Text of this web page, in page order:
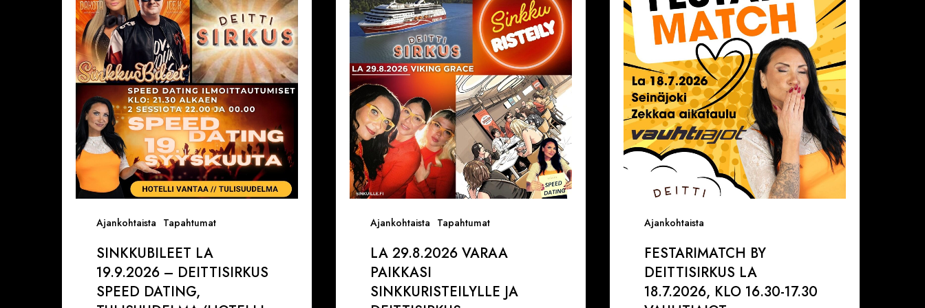
Ajankohtaista Tapahtumat
19.9.2026
Deittisirkus
Speed
Dating,
Tulisuudelma/Hotelli
Vantaalla
SINKKUBILEET LA
19.9.2026 – DEITTISIRKUS
SPEED DATING,
Ajankohtaista Tapahtumat
Varaa
paikkasi
Sinkkuristeilylle
Deittisirkus
pikadeiteille
(Viking
Grace)
LA 29.8.2026 VARAA
PAIKKASI
SINKKURISTEILYLLE JA
Ajankohtaista
Deittisirkus
18.7.2026,
klo
16.30-
17.30
VAUHTIAJOT
FESTARIMATCH BY
DEITTISIRKUS LA
18.7.2026, KLO 16.30-17.30